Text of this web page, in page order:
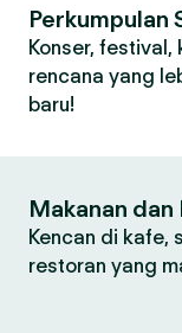
Perkumpulan
Konser,
rencana yang
baru!
Makanan dan
Kencan di kafe,
restoran yang